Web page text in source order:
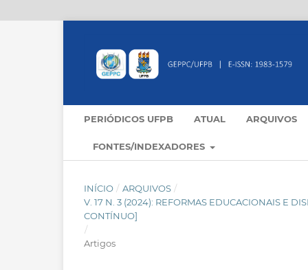
PERIÓDICOS UFPB ATUAL ARQUIVOS
FONTES/INDEXADORES
INÍCIO / ARQUIVOS /
V. 17 N. 3 (2024): REFORMAS EDUCACIONAIS E
CONTÍNUO]
/
Artigos